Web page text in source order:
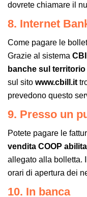
dovrete chiamare il
8. Internet
Come pagare le
Grazie al sistema CBIll
banche sul
sul sito www.cbill.it
prevedono questo
9. Presso un
Potete pagare le
vendita COOP
allegato alla bolletta.
orari di apertura dei
10. In banca